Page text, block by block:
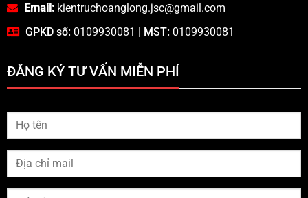
Email: kientruchoanglong.jsc@gmail.com
GPKD số: 0109930081 | MST: 0109930081
ĐĂNG KÝ TƯ VẤN MIỄN PHÍ